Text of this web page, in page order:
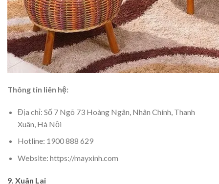
Thông tin liên hệ:
Địa chỉ: Số 7 Ngõ 73 Hoàng Ngân, Nhân Chính, Thanh
Xuân, Hà Nội
Hotline: 1900 888 629
Website: https://mayxinh.com
9. Xuân Lai